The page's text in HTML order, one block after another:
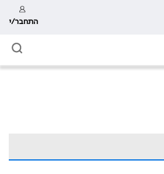
התחבר/י